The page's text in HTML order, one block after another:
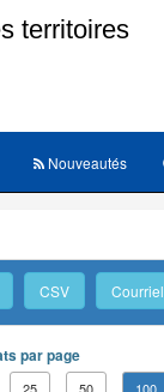
Nouveautés
CSV Courriel
par page
25 50 100